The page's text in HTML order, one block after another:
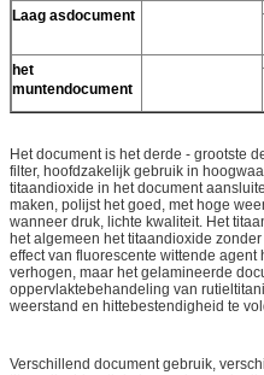
Laag asdocument
het
muntendocument
Het document is het derde - grootste
filter, hoofdzakelijk gebruik in
titaandioxide in het document
maken, polijst het goed, met hoge
wanneer druk, lichte kwaliteit. Het
het algemeen het titaandioxide
effect van fluorescente wittende
verhogen, maar het gelamineerde
oppervlaktebehandeling van
weerstand en hittebestendigheid te
Verschillend document gebruik,